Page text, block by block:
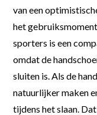
van een
het
sporters is een
omdat de
sluiten is. Als de
natuurlijker maken
tijdens het slaan.